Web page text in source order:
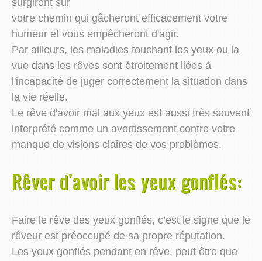
votre chemin qui gâcheront efficacement votre
humeur et vous empêcheront d'agir.
Par ailleurs, les maladies touchant les yeux ou la
vue dans les rêves sont étroitement liées à
l'incapacité de juger correctement la situation dans
la vie réelle.
Le rêve d'avoir mal aux yeux est aussi très souvent
interprété comme un avertissement contre votre
manque de visions claires de vos problèmes.
Rêver d'avoir les yeux gonflés:
Faire le rêve des yeux gonflés, c’est le signe que le
rêveur est préoccupé de sa propre réputation.
Les yeux gonflés pendant en rêve, peut être que